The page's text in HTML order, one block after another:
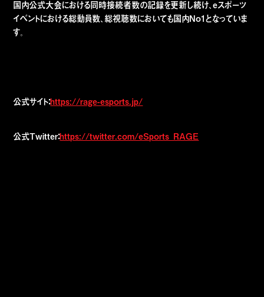
国内公式大会における同時接続者数の記録を更新し続け、eスポーツ
イベントにおける総動員数、総視聴数においても国内No1となっていま
す。
公式サイト：https://rage-esports.jp/
公式Twitter：https://twitter.com/eSports_RAGE